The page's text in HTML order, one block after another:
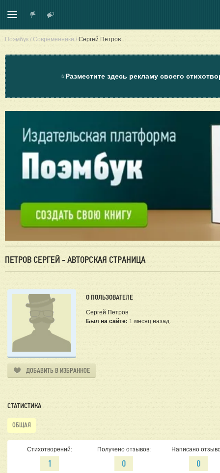
Поэмбук / Современники / Сергей Петров
⭐Разместите здесь рекламу своего
ПЕТРОВ СЕРГЕЙ - АВТОРСКАЯ СТРАНИЦА
О ПОЛЬЗОВАТЕЛЕ
Сергей Петров
Был на сайте: 1 месяц назад.
ДОБАВИТЬ В ИЗБРАННОЕ
СТАТИСТИКА
ОБЩАЯ
Стихотворений:
1
Получено отзывов:
0
Написано
0